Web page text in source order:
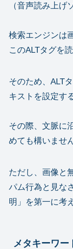
（音声読み上げ
検索エンジンは
このALTタグを
そのため、ALT
キストを設定す
その際、文脈に
めても構いません
ただし、画像と
パム行為と見な
明」を第一に考
メタキーワー